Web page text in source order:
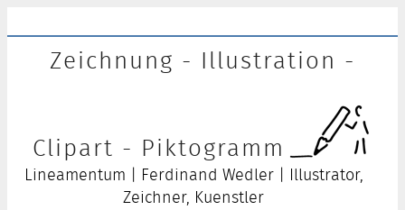
Zeichnung - Illustration -
Clipart - Piktogramm
Lineamentum | Ferdinand Wedler | Illustrator,
Zeichner, Kuenstler